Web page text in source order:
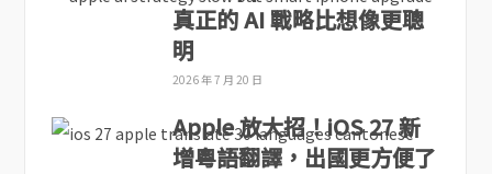
真正的 AI 戰略比想像更聰
明
2026 年 7 月 20 日
Apple 放大招！iOS 27 新
增粵語翻譯，出國更方便了